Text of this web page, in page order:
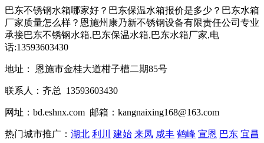
巴东不锈钢水箱哪家好？巴东保温水箱报价是多少？巴东水箱
厂家质量怎么样？恩施州康乃新不锈钢设备有限责任公司专业
承接巴东不锈钢水箱,巴东保温水箱,巴东水箱厂家,电
话:13593603430
地址： 恩施市金桂大道柑子槽二期85号
联系人：齐总 13593603430
网址：bd.eshnx.com 邮箱：kangnaixing168@163.com
热门城市推广： 湖北 利川 建始 来凤 咸丰 鹤峰 宣恩 巴东 宜昌